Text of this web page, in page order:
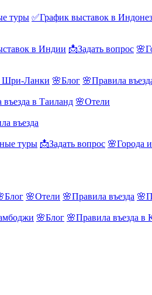
туры ✅График выставок в
в Индии 📩Задать вопрос
Шри-Ланки 🌸Блог 🌸Правила
в Таиланд 🌸Отели
въезда
туры 📩Задать вопрос 🌸Города
🌸Отели 🌸Правила въезда
🌸Блог 🌸Правила въезда в